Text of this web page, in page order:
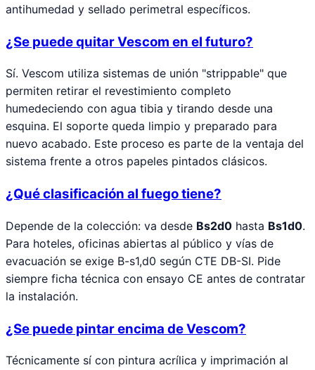
antihumedad y sellado perimetral específicos.
¿Se puede quitar Vescom en el futuro?
Sí. Vescom utiliza sistemas de unión "strippable" que
permiten retirar el revestimiento completo
humedeciendo con agua tibia y tirando desde una
esquina. El soporte queda limpio y preparado para
nuevo acabado. Este proceso es parte de la ventaja del
sistema frente a otros papeles pintados clásicos.
¿Qué clasificación al fuego tiene?
Depende de la colección: va desde Bs2d0 hasta Bs1d0.
Para hoteles, oficinas abiertas al público y vías de
evacuación se exige B-s1,d0 según CTE DB-SI. Pide
siempre ficha técnica con ensayo CE antes de contratar
la instalación.
¿Se puede pintar encima de Vescom?
Técnicamente sí con pintura acrílica y imprimación al